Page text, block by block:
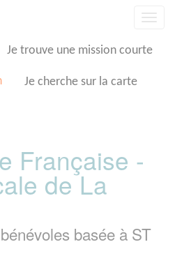
Je trouve une mission courte
Je cherche sur la carte
Française -
de La
basée à ST